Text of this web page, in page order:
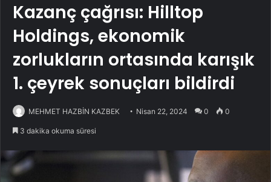
Kazanç çağrısı: Hilltop
Holdings, ekonomik
zorlukların ortasında karışık
1. çeyrek sonuçları bildirdi
MEHMET HAZBİN KAZBEK Nisan 22, 2024 0 0
3 dakika okuma süresi